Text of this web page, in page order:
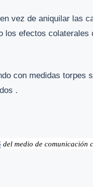
vez de aniquilar las
los efectos colaterales
con medidas torpes
.
del medio de comunicación